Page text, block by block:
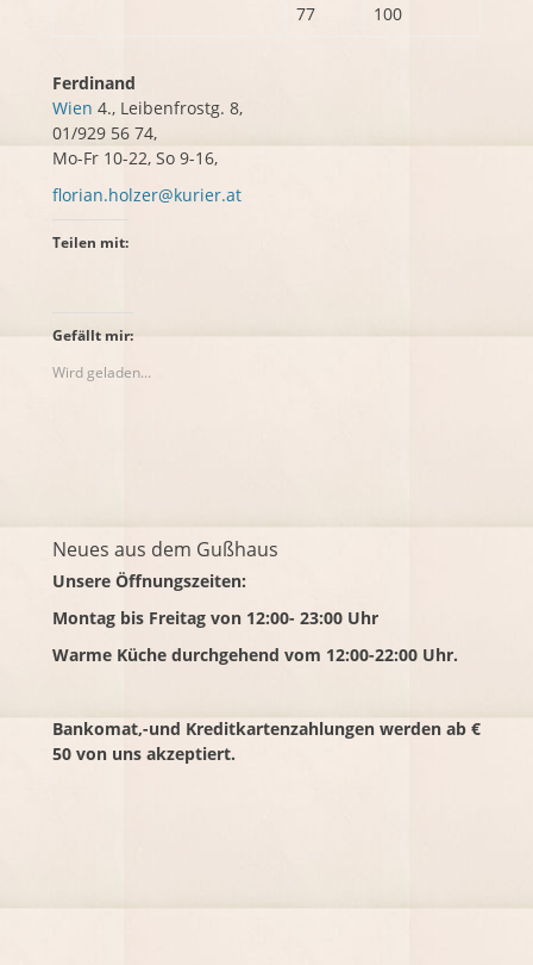
77
100
Ferdinand
Wien 4., Leibenfrostg. 8,
01/929 56 74,
Mo-Fr 10-22, So 9-16,
florian.holzer@kurier.at
Teilen mit:
Gefällt mir:
Wird geladen...
Neues aus dem Gußhaus
Unsere Öffnungszeiten:
Montag bis Freitag von 12:00- 23:00 Uhr
Warme Küche durchgehend vom 12:00-22:00 Uhr.
Bankomat,-und Kreditkartenzahlungen werden ab €
50 von uns akzeptiert.